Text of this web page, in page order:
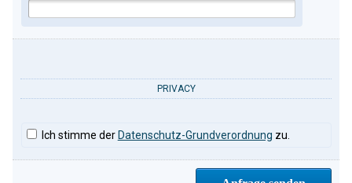
PRIVACY
Ich stimme der Datenschutz-Grundverordnung zu.